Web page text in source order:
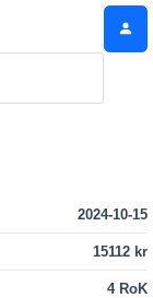
2024-10-15
15112 kr
4 RoK